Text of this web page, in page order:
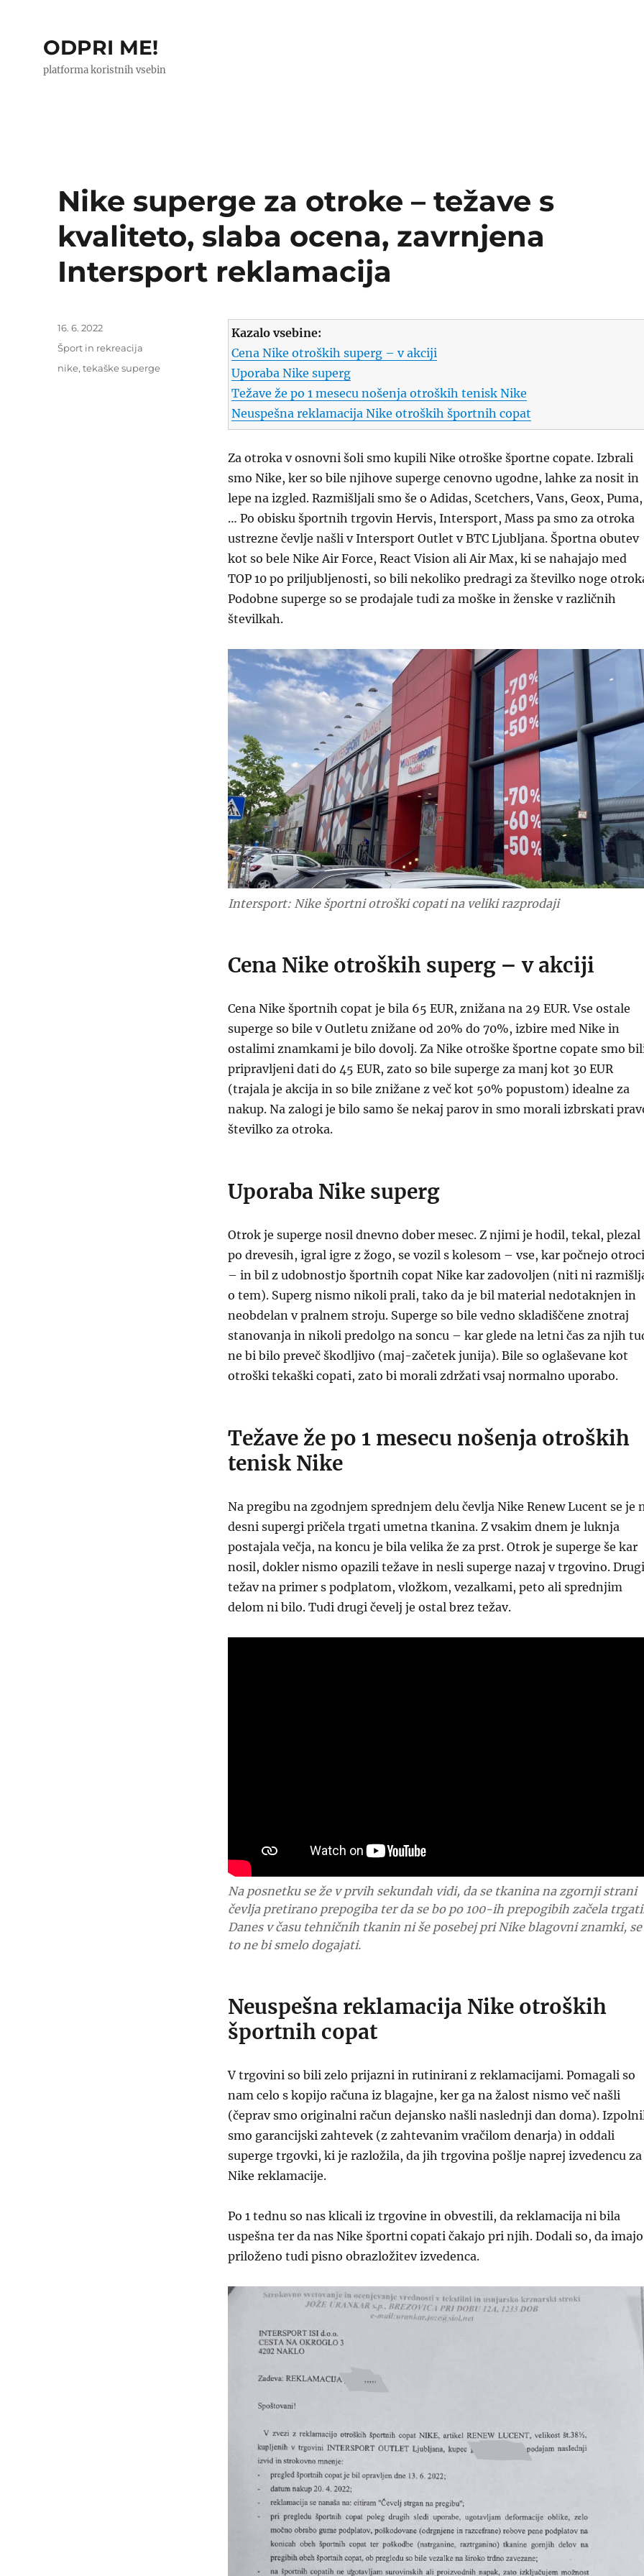
ODPRI ME!
platforma koristnih vsebin
Nike superge za otroke – težave s
kvaliteto, slaba ocena, zavrnjena
Intersport reklamacija
Kazalo vsebine:
Cena Nike otroških superg – v akciji
Uporaba Nike superg
Težave že po 1 mesecu nošenja otroških tenisk Nike
Neuspešna reklamacija Nike otroških športnih copat
Za otroka v osnovni šoli smo kupili Nike otroške športne copate. Izbrali
smo Nike, ker so bile njihove superge cenovno ugodne, lahke za nosit in
lepe na izgled. Razmišljali smo še o Adidas, Scetchers, Vans, Geox, Puma,
… Po obisku športnih trgovin Hervis, Intersport, Mass pa smo za otroka
ustrezne čevlje našli v Intersport Outlet v BTC Ljubljana. Športna obutev
kot so bele Nike Air Force, React Vision ali Air Max, ki se nahajajo med
TOP 10 po priljubljenosti, so bili nekoliko predragi za številko noge
Podobne superge so se prodajale tudi za moške in ženske v različnih
številkah.
Intersport: Nike športni otroški copati na veliki razprodaji
Cena Nike otroških superg – v akciji
Cena Nike športnih copat je bila 65 EUR, znižana na 29 EUR. Vse ostale
superge so bile v Outletu znižane od 20% do 70%, izbire med Nike in
ostalimi znamkami je bilo dovolj. Za Nike otroške športne copate smo
pripravljeni dati do 45 EUR, zato so bile superge za manj kot 30 EUR
(trajala je akcija in so bile znižane z več kot 50% popustom) idealne za
nakup. Na zalogi je bilo samo še nekaj parov in smo morali izbrskati
številko za otroka.
Uporaba Nike superg
Otrok je superge nosil dnevno dober mesec. Z njimi je hodil, tekal, plezal
po drevesih, igral igre z žogo, se vozil s kolesom – vse, kar počnejo otroci
– in bil z udobnostjo športnih copat Nike kar zadovoljen (niti ni
o tem). Superg nismo nikoli prali, tako da je bil material nedotaknjen in
neobdelan v pralnem stroju. Superge so bile vedno skladiščene znotraj
stanovanja in nikoli predolgo na soncu – kar glede na letni čas za njih
ne bi bilo preveč škodljivo (maj-začetek junija). Bile so oglaševane kot
otroški tekaški copati, zato bi morali zdržati vsaj normalno uporabo.
Težave že po 1 mesecu nošenja otroških
tenisk Nike
Na pregibu na zgodnjem sprednjem delu čevlja Nike Renew Lucent se je
desni supergi pričela trgati umetna tkanina. Z vsakim dnem je luknja
postajala večja, na koncu je bila velika že za prst. Otrok je superge še kar
nosil, dokler nismo opazili težave in nesli superge nazaj v trgovino. Drugi
težav na primer s podplatom, vložkom, vezalkami, peto ali sprednjim
delom ni bilo. Tudi drugi čevelj je ostal brez težav.
Na posnetku se že v prvih sekundah vidi, da se tkanina na zgornji strani
čevlja pretirano prepogiba ter da se bo po 100-ih prepogibih začela
Danes v času tehničnih tkanin ni še posebej pri Nike blagovni znamki, se
to ne bi smelo dogajati.
Neuspešna reklamacija Nike otroških
športnih copat
V trgovini so bili zelo prijazni in rutinirani z reklamacijami. Pomagali so
nam celo s kopijo računa iz blagajne, ker ga na žalost nismo več našli
(čeprav smo originalni račun dejansko našli naslednji dan doma).
smo garancijski zahtevek (z zahtevanim vračilom denarja) in oddali
superge trgovki, ki je razložila, da jih trgovina pošlje naprej izvedencu za
Nike reklamacije.
Po 1 tednu so nas klicali iz trgovine in obvestili, da reklamacija ni bila
uspešna ter da nas Nike športni copati čakajo pri njih. Dodali so, da imajo
priloženo tudi pisno obrazložitev izvedenca.
Objavljeno
dne
16. 6. 2022
Kategorije
Šport in rekreacija
Oznake
nike,tekaške superge